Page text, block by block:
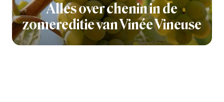
Alles over chenin in de
zomereditie van Vinée Vineuse